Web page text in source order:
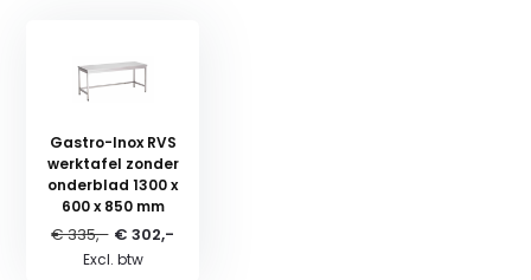
Gastro-Inox RVS
werktafel zonder
onderblad 1300 x
600 x 850 mm
€ 335,- € 302,-
Excl. btw